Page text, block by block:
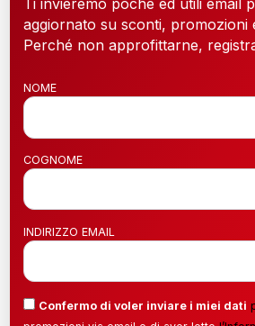
aggiornato su sconti, promozioni
Perché non approfittarne,
NOME
COGNOME
INDIRIZZO EMAIL
Confermo di voler inviare i miei dati